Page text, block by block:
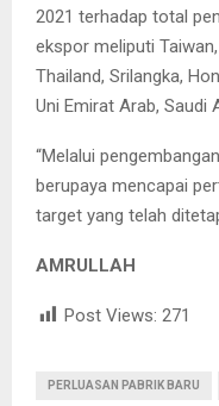
2021 terhadap total
ekspor meliputi
Thailand, Srilangka,
Uni Emirat Arab, Saudi
“Melalui
berupaya mencapai
target yang telah
AMRULLAH
Post Views: 271
PERLUASAN PABRIK BARU